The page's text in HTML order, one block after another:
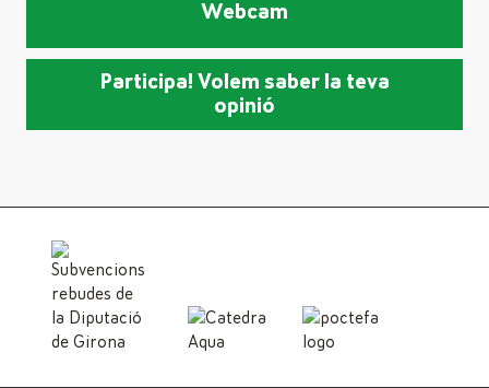
Webcam
Participa! Volem saber la teva
opinió